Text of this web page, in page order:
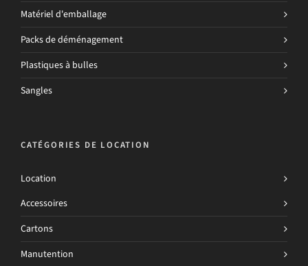
Matériel d'emballage
Packs de déménagement
Plastiques à bulles
Sangles
CATÉGORIES DE LOCATION
Location
Accessoires
Cartons
Manutention